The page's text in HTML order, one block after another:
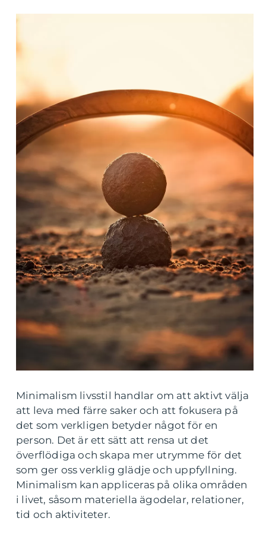
Minimalism livsstil handlar om att aktivt välja
att leva med färre saker och att fokusera på
det som verkligen betyder något för en
person. Det är ett sätt att rensa ut det
överflödiga och skapa mer utrymme för det
som ger oss verklig glädje och uppfyllning.
Minimalism kan appliceras på olika områden
i livet, såsom materiella ägodelar, relationer,
tid och aktiviteter.